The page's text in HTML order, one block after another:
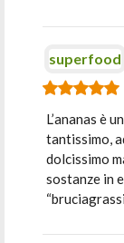
superfood
L’ananas è
tantissimo,
dolcissimo
sostanze in